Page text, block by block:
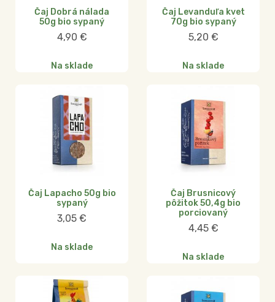
Čaj Dobrá nálada
50g bio sypaný
4,90 €
Na sklade
Čaj Levanduľa kvet
70g bio sypaný
5,20 €
Na sklade
Čaj Lapacho 50g bio
sypaný
3,05 €
Na sklade
Čaj Brusnicový
pôžitok 50,4g bio
porciovaný
4,45 €
Na sklade